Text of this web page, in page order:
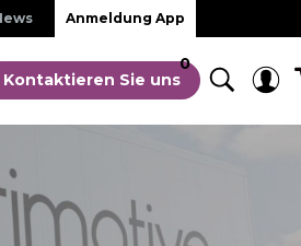
Anmeldung App
Kontaktieren Sie uns
0